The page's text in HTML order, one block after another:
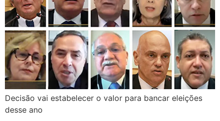
Decisão vai estabelecer o valor para bancar eleições
desse ano